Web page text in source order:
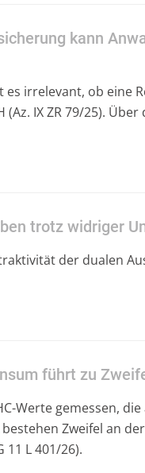
kann
es irrelevant, ob eine
IX ZR 79/25).
trotz widriger
der dualen
führt zu
Werte gemessen,
Zweifel an
11 L 401/26).